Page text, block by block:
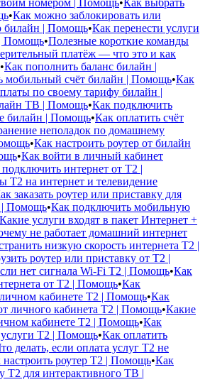
•Как можно заблокировать или
билайн | Помощь•Как перенести услуги
Помощь•Полезные короткие команды
платёж — что это и как
•Как пополнить баланс билайн |
мобильный счёт билайн | Помощь•Как
по своему тарифу билайн |
ТВ | Помощь•Как подключить
билайн | Помощь•Как оплатить счёт
неполадок по домашнему
•Как настроить роутер от билайн
•Как войти в личный кабинет
интернет от T2 |
T2 на интернет и телевидение
заказать роутер или приставку для
| Помощь•Как подключить мобильную
Какие услуги входят в пакет Интернет +
не работает домашний интернет
низкую скорость интернета T2 |
роутер или приставку от T2 |
нет сигнала Wi-Fi T2 | Помощь•Как
от T2 | Помощь•Как
личном кабинете T2 | Помощь•Как
личного кабинета T2 | Помощь•Какие
кабинете T2 | Помощь•Как
T2 | Помощь•Как оплатить
делать, если оплата услуг T2 не
настроить роутер T2 | Помощь•Как
T2 для интерактивного ТВ |